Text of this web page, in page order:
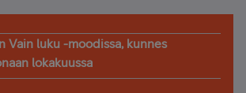
Vain luku -moodissa, kunnes
lokakuussa